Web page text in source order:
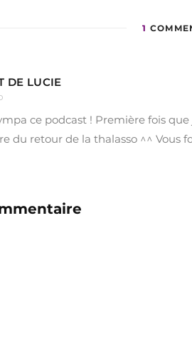
1
DE LUCIE
ce podcast ! Première fois
du retour de la thalasso ^^ Vous